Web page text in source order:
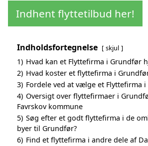
Indhent flyttetilbud her!
Indholdsfortegnelse skjul
1) Hvad kan et Flyttefirma i Grundfør
2) Hvad koster et flyttefirma i
3) Fordele ved at vælge et Flyttefirma
4) Oversigt over flyttefirmaer i
Favrskov kommune
5) Søg efter et godt flyttefirma i de
byer til Grundfør?
6) Find et flyttefirma i andre dele af